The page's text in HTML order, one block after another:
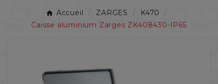
Accueil ZARGES
K470
Caisse aluminium Zarges ZK408430-IP65